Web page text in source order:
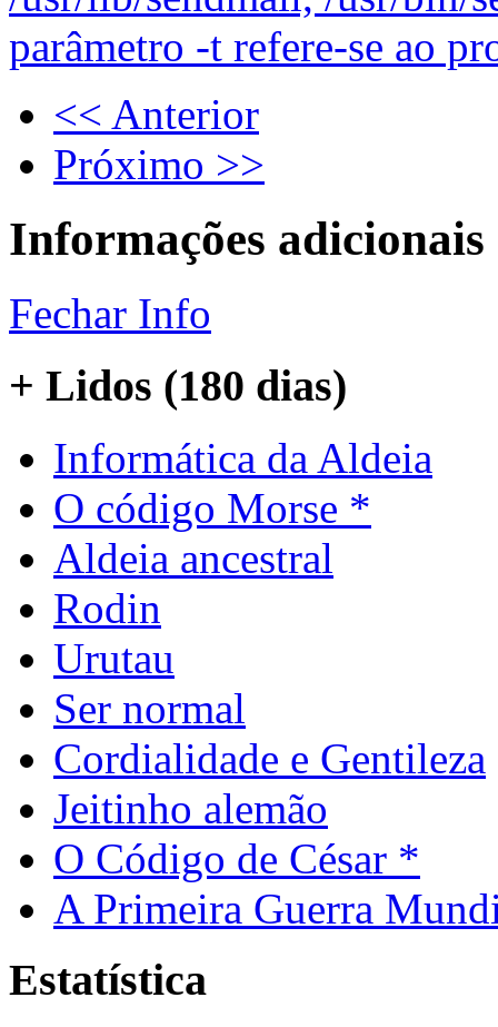
parâmetro -t refere-se ao
<< Anterior
Próximo >>
Informações adicionais
Fechar Info
+ Lidos (180 dias)
Informática da Aldeia
O código Morse *
Aldeia ancestral
Rodin
Urutau
Ser normal
Cordialidade e Gentileza
Jeitinho alemão
O Código de César *
A Primeira Guerra
Estatística